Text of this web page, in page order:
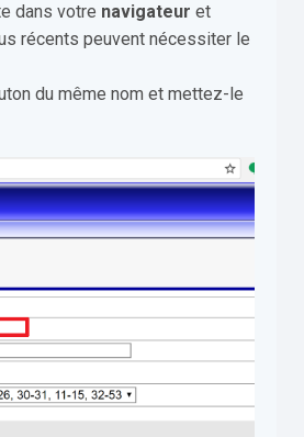
dans votre navigateur et
récents peuvent nécessiter le
du même nom et mettez-le